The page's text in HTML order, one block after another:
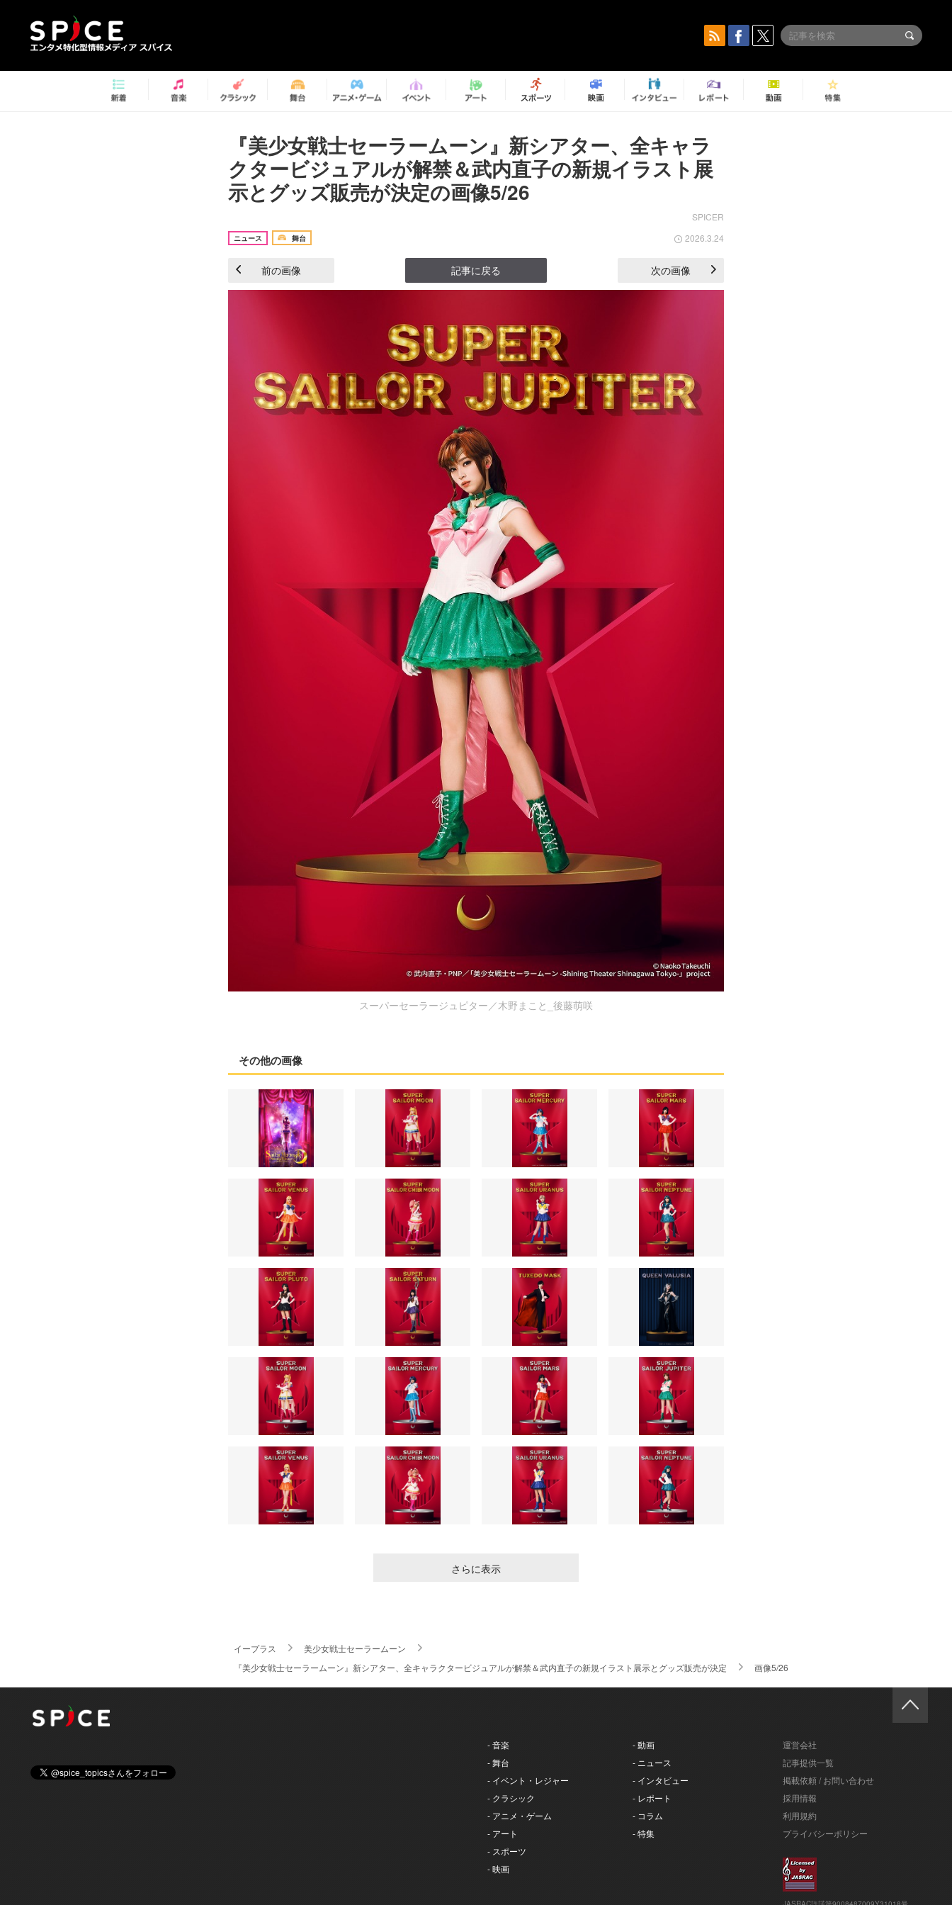
『美少女戦士セーラームーン』新シアター、全キャラ
クタービジュアルが解禁＆武内直子の新規イラスト展
示とグッズ販売が決定の画像5/26
SPICER
ニュース 舞台 2026.3.24
前の画像 記事に戻る 次の画像
スーパーセーラージュピター／木野まこと_後藤萌咲
その他の画像
さらに表示
イープラス
美少女戦士セーラームーン
『美少女戦士セーラームーン』新シアター、全キャラクタービジュアルが解禁＆武内直子の新規イラスト展示とグッズ販売が決定
画像5/26
- 音楽
- 舞台
- イベント・レジャー
- クラシック
- アニメ・ゲーム
- アート
- スポーツ
- 映画
- 動画
- ニュース
- インタビュー
- レポート
- コラム
- 特集
運営会社
記事提供一覧
掲載依頼 / お問い合わせ
採用情報
利用規約
プライバシーポリシー